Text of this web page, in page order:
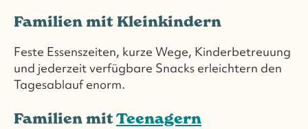
Familien mit Kleinkindern
Feste Essenszeiten, kurze Wege, Kinderbetreuung
und jederzeit verfügbare Snacks erleichtern den
Tagesablauf enorm.
Familien mitTeenagern